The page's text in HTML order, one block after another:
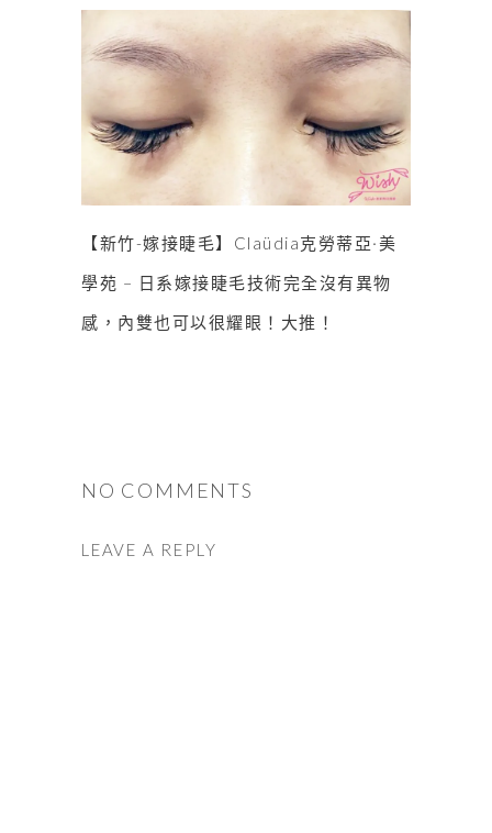
【新竹-嫁接睫毛】Claüdia克勞蒂亞·美
學苑 – 日系嫁接睫毛技術完全沒有異物
感，內雙也可以很耀眼！大推！
NO COMMENTS
LEAVE A REPLY